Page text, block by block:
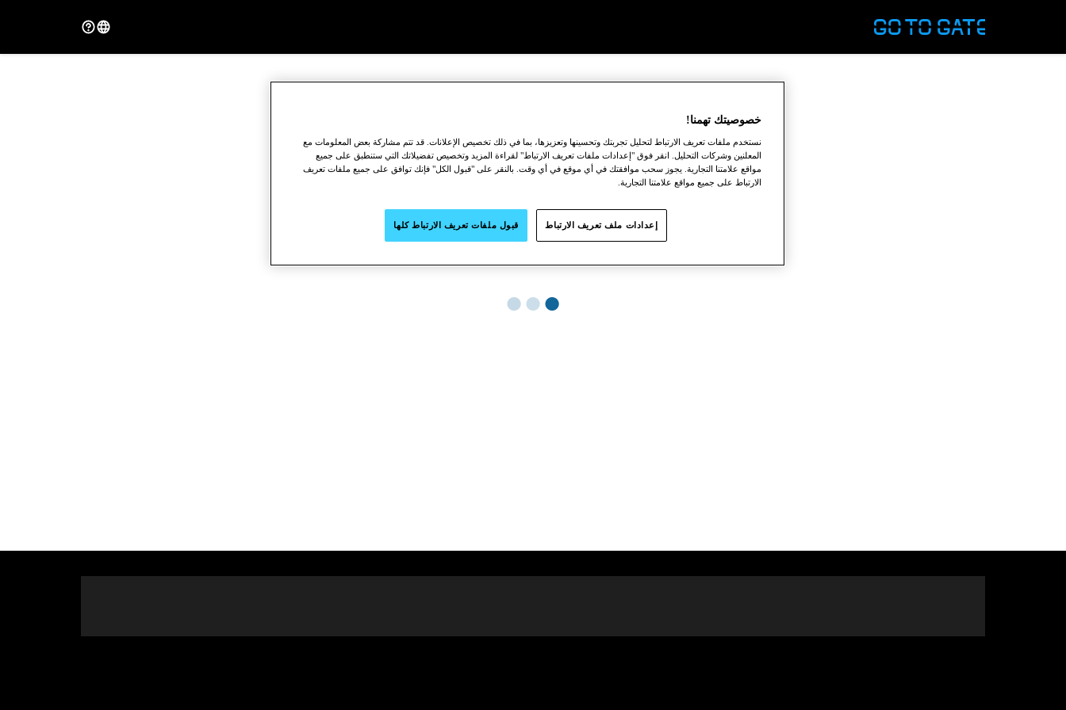
●
●
●
خصوصيتك تهمنا!
نستخدم ملفات تعريف الارتباط لتحليل تجربتك وتحسينها وتعزيزها، بما في ذلك تخصيص الإعلانات. قد تتم مشاركة بعض المعلومات مع
المعلنين وشركات التحليل. انقر فوق "إعدادات ملفات تعريف الارتباط" لقراءة المزيد وتخصيص تفضيلاتك التي ستنطبق على جميع
مواقع علامتنا التجارية. يجوز سحب موافقتك في أي موقع في أي وقت. بالنقر على "قبول الكل" فإنك توافق على جميع ملفات تعريف
الارتباط على جميع مواقع علامتنا التجارية.
إعدادات ملف تعريف الارتباط قبول ملفات تعريف الارتباط كلها